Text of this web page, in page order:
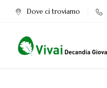
Dove ci troviamo